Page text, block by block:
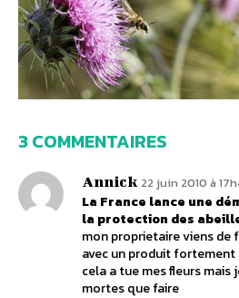
3 COMMENTAIRES
Annick 22 juin 2010 à
La France lance une
la protection des
mon proprietaire viens de
avec un produit
cela a tue mes fleurs mais
mortes que faire